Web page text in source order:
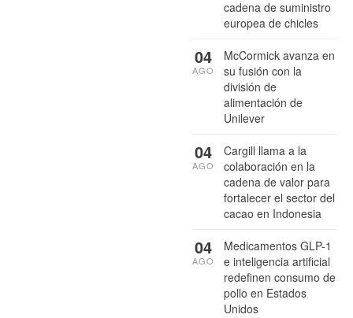
cadena de suministro
europea de chicles
McCormick avanza en
su fusión con la
división de
alimentación de
Unilever
04
AGO
Cargill llama a la
colaboración en la
cadena de valor para
fortalecer el sector del
cacao en Indonesia
04
AGO
Medicamentos GLP-1
e inteligencia artificial
redefinen consumo de
pollo en Estados
Unidos
04
AGO